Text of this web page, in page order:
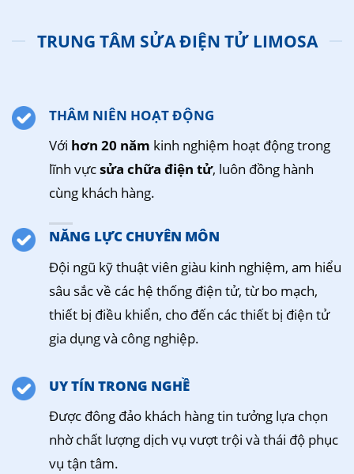
TRUNG TÂM SỬA ĐIỆN TỬ LIMOSA
THÂM NIÊN HOẠT ĐỘNG
Với hơn 20 năm kinh nghiệm hoạt động trong
lĩnh vựcsửa chữa điện tử, luôn đồng hành
cùng khách hàng.
NĂNG LỰC CHUYÊN MÔN
Đội ngũ kỹ thuật viên giàu kinh nghiệm, am hiểu
sâu sắc về các hệ thống điện tử, từ bo mạch,
thiết bị điều khiển, cho đến các thiết bị điện tử
gia dụng và công nghiệp.
UY TÍN TRONG NGHỀ
Được đông đảo khách hàng tin tưởng lựa chọn
nhờ chất lượng dịch vụ vượt trội và thái độ phục
vụ tận tâm.